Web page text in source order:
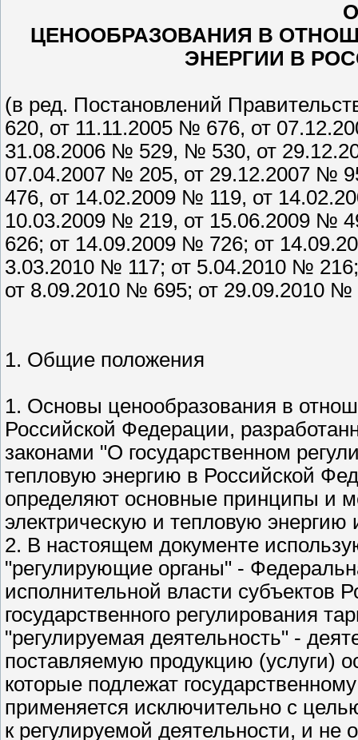
ЦЕНООБРАЗОВАНИЯ В
ЭНЕРГИИ В
(в ред. Постановлений
620, от 11.11.2005 № 676, от
31.08.2006 № 529, № 530, от
07.04.2007 № 205, от 29.12.2007 №
476, от 14.02.2009 № 119, от
10.03.2009 № 219, от 15.06.2009 №
626; от 14.09.2009 № 726; от
3.03.2010 № 117; от 5.04.2010 №
от 8.09.2010 № 695; от 29.09.2010 №
1. Общие положения
1. Основы ценообразования в
Российской Федерации,
законами "О государственном
тепловую энергию в Российской
определяют основные принципы и
электрическую и тепловую энергию
2. В настоящем документе
"регулирующие органы" -
исполнительной власти субъектов
государственного регулирования
"регулируемая деятельность" -
поставляемую продукцию (услуги)
которые подлежат
применяется исключительно с
к регулируемой деятельности, и не